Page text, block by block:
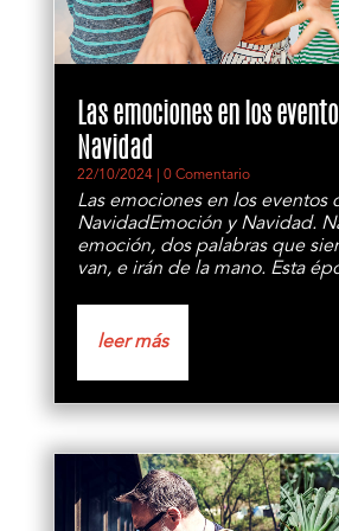
Las emociones en los
Navidad
22/10/2024| 0 Comentario
Las emociones en los eventos
NavidadEmoción y Navidad.
emoción, dos palabras que
van, e irán de la mano. Esta
leer más